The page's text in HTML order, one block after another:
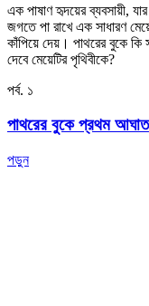
এক পাষাণ হৃদয়ের ব্যবসায়ী,
জগতে পা রাখে এক সাধারণ
কাঁপিয়ে দেয়। পাথরের বুকে
দেবে মেয়েটির পৃথিবীকে?
পর্ব. ১
পাথরের বুকে প্রথম আঘাত
পড়ুন